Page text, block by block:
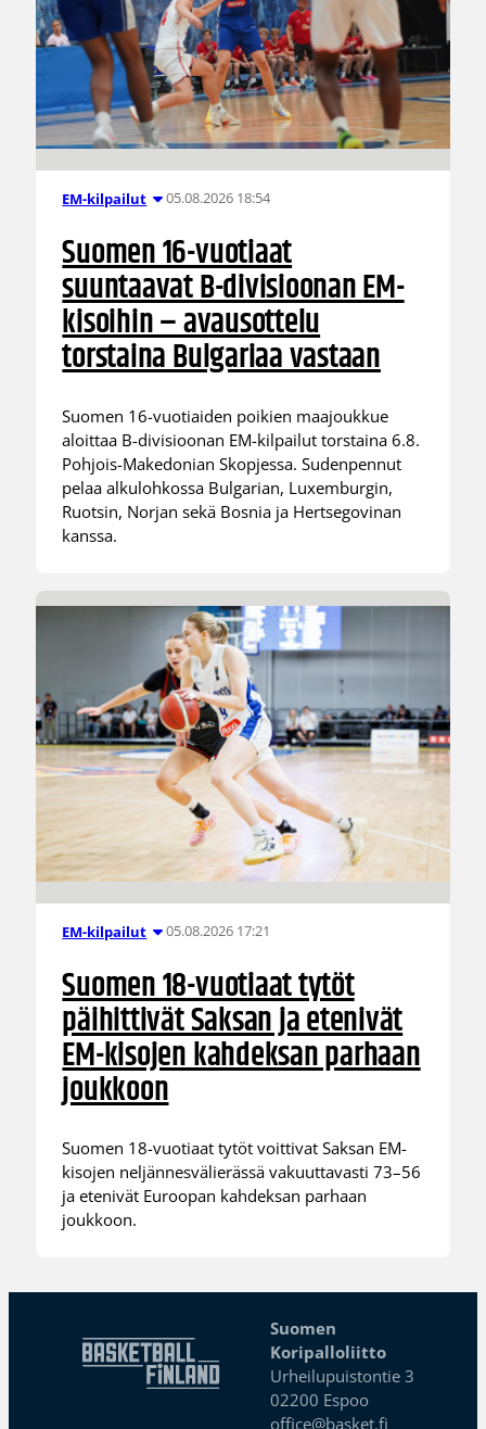
EM-kilpailut 05.08.2026 18:54
Suomen 16-vuotiaat
suuntaavat B-divisioonan EM-
kisoihin – avausottelu
torstaina Bulgariaa vastaan
Suomen 16-vuotiaiden poikien maajoukkue
aloittaa B-divisioonan EM-kilpailut torstaina 6.8.
Pohjois-Makedonian Skopjessa. Sudenpennut
pelaa alkulohkossa Bulgarian, Luxemburgin,
Ruotsin, Norjan sekä Bosnia ja Hertsegovinan
kanssa.
EM-kilpailut 05.08.2026 17:21
Suomen 18-vuotiaat tytöt
päihittivät Saksan ja etenivät
EM-kisojen kahdeksan parhaan
joukkoon
Suomen 18-vuotiaat tytöt voittivat Saksan EM-
kisojen neljännesvälierässä vakuuttavasti 73–56
ja etenivät Euroopan kahdeksan parhaan
joukkoon.
Suomen
Koripalloliitto
Urheilupuistontie 3
02200 Espoo
office@basket.fi